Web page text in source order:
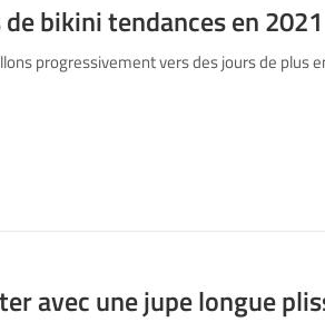
bikini tendances en
progressivement vers des jours de plus
avec une jupe longue